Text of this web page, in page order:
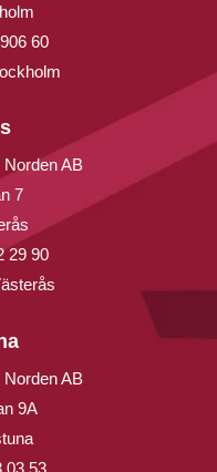
60
AB
7
29 90
AB
9A
03 53